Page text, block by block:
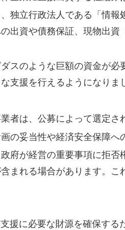
独立行政法人である「情報
出資や債務保証、現物出
スのような巨額の資金が
支援を行えるようになりま
者は、公募によって選定さ
の妥当性や経済安全保障へ
府が経営の重要事項に拒
まれる場合があります。
援に必要な財源を確保す